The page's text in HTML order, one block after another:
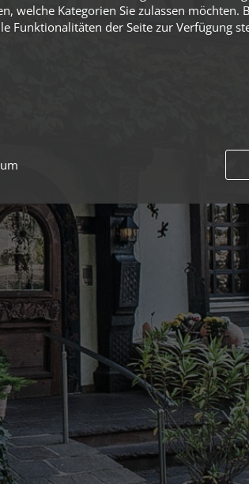
welche Kategorien Sie zulassen möchten.
Funktionalitäten der Seite zur Verfügung